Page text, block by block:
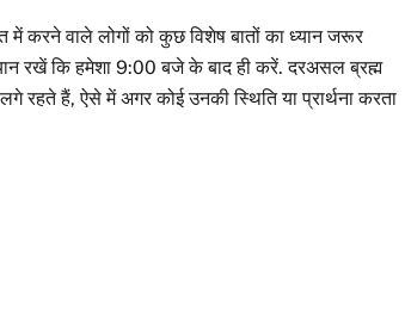
में करने वाले लोगों को कुछ विशेष बातों का ध्यान जरूर
रखें कि हमेशा 9:00 बजे के बाद ही करें. दरअसल ब्रह्म
हैं, ऐसे में अगर कोई उनकी स्थिति या प्रार्थना करता